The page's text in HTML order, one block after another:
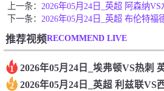
上一条： 2026年05月24日_英超 阿森纳
下一条： 2026年05月24日_英超 布伦特福
推荐视频RECOMMEND LIVE
1 2026年05月24日_埃弗顿VS热刺
2 2026年05月24日_英超 利兹联VS